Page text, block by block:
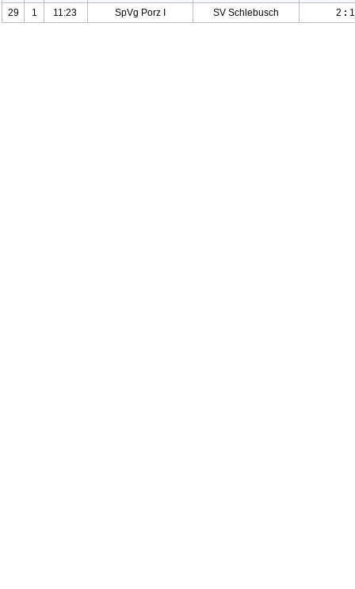
29
1 11:23 SpVg Porz I SV Schlebusch 2 : 1